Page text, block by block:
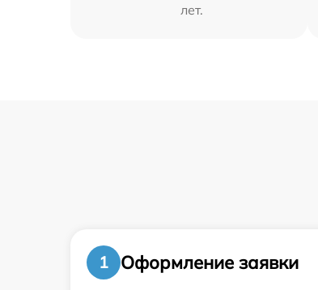
лет.
1
Оформление заявки